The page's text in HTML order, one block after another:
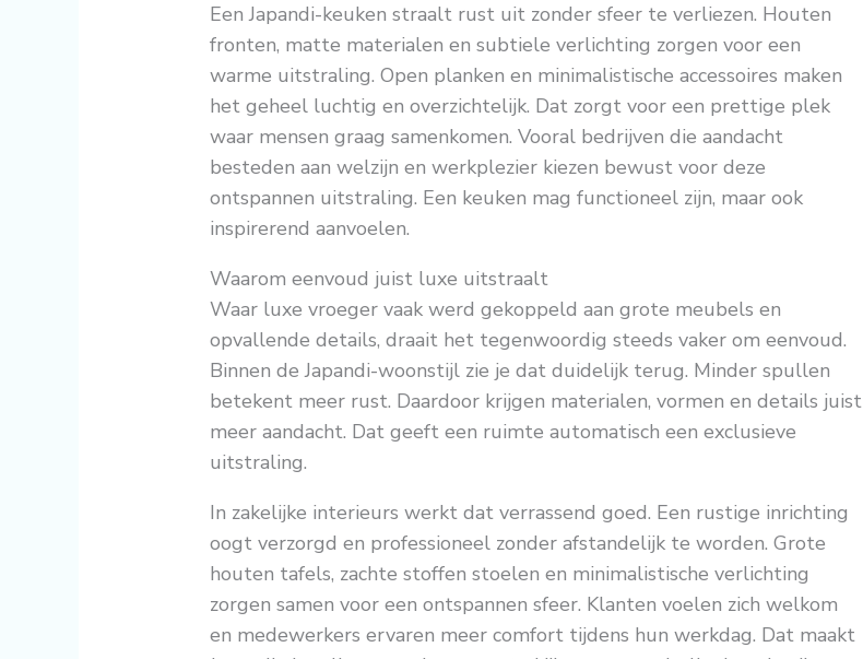
Een Japandi-keuken straalt rust uit zonder sfeer te verliezen. Houten
fronten, matte materialen en subtiele verlichting zorgen voor een
warme uitstraling. Open planken en minimalistische accessoires maken
het geheel luchtig en overzichtelijk. Dat zorgt voor een prettige plek
waar mensen graag samenkomen. Vooral bedrijven die aandacht
besteden aan welzijn en werkplezier kiezen bewust voor deze
ontspannen uitstraling. Een keuken mag functioneel zijn, maar ook
inspirerend aanvoelen.
Waarom eenvoud juist luxe uitstraalt
Waar luxe vroeger vaak werd gekoppeld aan grote meubels en
opvallende details, draait het tegenwoordig steeds vaker om eenvoud.
Binnen de Japandi-woonstijl zie je dat duidelijk terug. Minder spullen
betekent meer rust. Daardoor krijgen materialen, vormen en details juist
meer aandacht. Dat geeft een ruimte automatisch een exclusieve
uitstraling.
In zakelijke interieurs werkt dat verrassend goed. Een rustige inrichting
oogt verzorgd en professioneel zonder afstandelijk te worden. Grote
houten tafels, zachte stoffen stoelen en minimalistische verlichting
zorgen samen voor een ontspannen sfeer. Klanten voelen zich welkom
en medewerkers ervaren meer comfort tijdens hun werkdag. Dat maakt